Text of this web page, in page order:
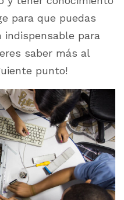
para que puedas
indispensable para
saber más al
punto!